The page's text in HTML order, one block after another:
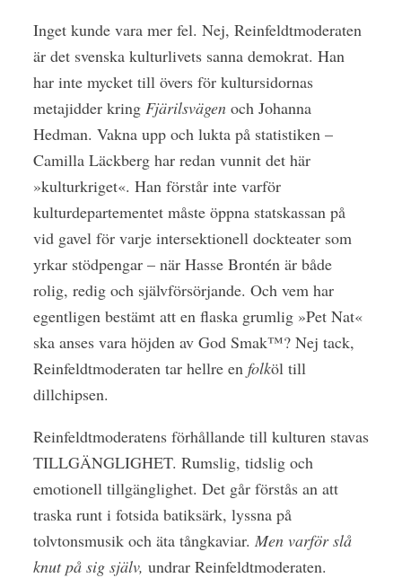
Inget kunde vara mer fel. Nej, Reinfeldtmoderaten
är det svenska kulturlivets sanna demokrat. Han
har inte mycket till övers för kultursidornas
metajidder kring Fjärilsvägenoch Johanna
Hedman. Vakna upp och lukta på statistiken –
Camilla Läckberg har redan vunnit det här
»kulturkriget«. Han förstår inte varför
kulturdepartementet måste öppna statskassan på
vid gavel för varje intersektionell dockteater som
yrkar stödpengar – när Hasse Brontén är både
rolig, redig och självförsörjande. Och vem har
egentligen bestämt att en flaska grumlig »Pet Nat«
ska anses vara höjden av God Smak™? Nej tack,
Reinfeldtmoderaten tar hellre en folköl till
dillchipsen.
Reinfeldtmoderatens förhållande till kulturen stavas
TILLGÄNGLIGHET. Rumslig, tidslig och
emotionell tillgänglighet. Det går förstås an att
traska runt i fotsida batiksärk, lyssna på
tolvtonsmusik och äta tångkaviar. Men varför slå
knut på sig själv, undrar Reinfeldtmoderaten.